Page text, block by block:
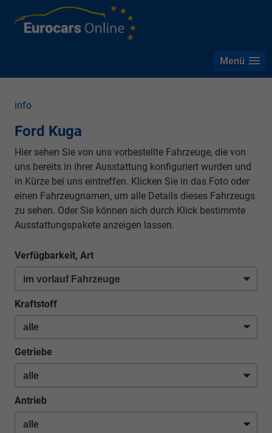
Menü
info
Ford Kuga
Hier sehen Sie von uns vorbestellte Fahrzeuge, die von
uns bereits in ihrer Ausstattung konfiguriert wurden und
in Kürze bei uns eintreffen. Klicken Sie in das Foto oder
einen Fahrzeugnamen, um alle Details dieses Fahrzeugs
zu sehen. Oder Sie können sich durch Klick bestimmte
Ausstattungspakete anzeigen lassen.
Verfügbarkeit, Art
Kraftstoff
Getriebe
Antrieb